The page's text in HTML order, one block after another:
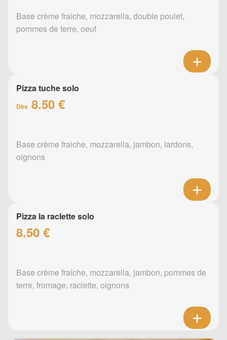
Base crème fraîche, mozzarella, double poulet,
pommes de terre, oeuf
Pizza tuche solo
Dès 8.50 €
Base crème fraiche, mozzarella, jambon, lardons,
oignons
Pizza la raclette solo
8.50 €
Base crème fraîche, mozzarella, jambon, pommes de
terre, fromage, raclette, oignons